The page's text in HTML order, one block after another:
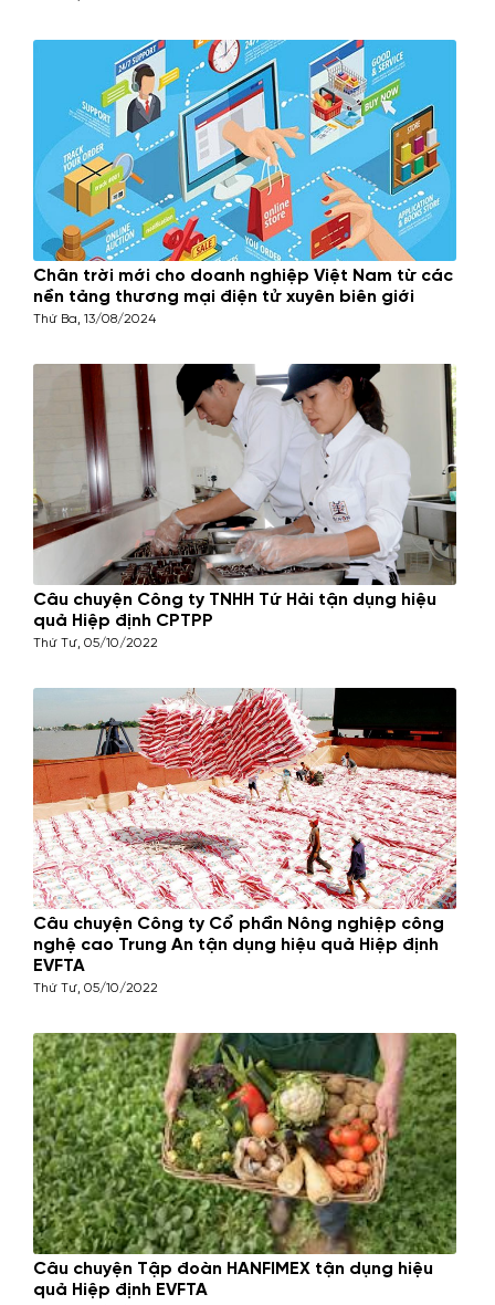
Chân trời mới cho doanh nghiệp Việt Nam từ các
nền tảng thương mại điện tử xuyên biên giới
Thứ Ba, 13/08/2024
Câu chuyện Công ty TNHH Tứ Hải tận dụng hiệu
quả Hiệp định CPTPP
Thứ Tư, 05/10/2022
Câu chuyện Công ty Cổ phần Nông nghiệp công
nghệ cao Trung An tận dụng hiệu quả Hiệp định
EVFTA
Thứ Tư, 05/10/2022
Câu chuyện Tập đoàn HANFIMEX tận dụng hiệu
quả Hiệp định EVFTA